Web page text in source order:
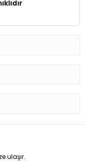
ulaşır.